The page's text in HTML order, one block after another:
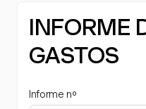
INFORME
GASTOS
Informe nº